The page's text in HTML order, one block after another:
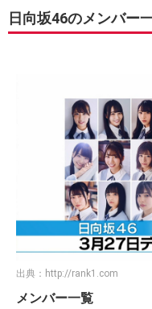
日向坂46のメンバー
出典： http://rank1.com
メンバー一覧